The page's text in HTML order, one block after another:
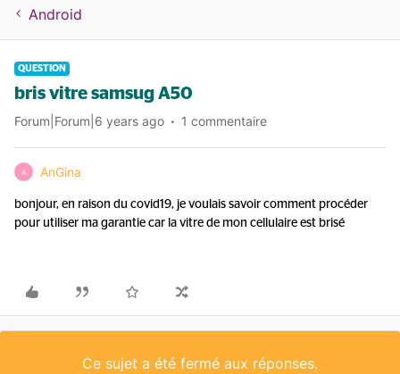
Android
QUESTION
bris vitre samsug A50
Forum|Forum|6 years ago 1 commentaire
A AnGina
bonjour, en raison du covid19, je voulais savoir comment procéder
pour utiliser ma garantie car la vitre de mon cellulaire est brisé
Ce sujet a été fermé aux réponses.